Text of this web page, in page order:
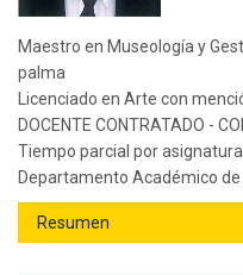
Maestro en Museología y
palma
Licenciado en Arte con
DOCENTE CONTRATADO -
Tiempo parcial por
Departamento Académico